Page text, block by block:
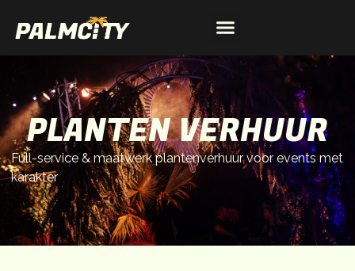
PLANTEN VERHUUR
Full-service & maatwerk plantenverhuur voor events met
karakter